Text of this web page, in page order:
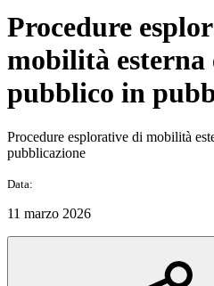
Procedure
mobilità esterna
pubblico in
Procedure esplorative di mobilità
pubblicazione
Data:
11 marzo 2026